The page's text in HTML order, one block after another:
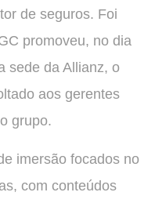
de seguros. Foi
promoveu, no dia
sede da Allianz, o
aos gerentes
grupo.
imersão focados no
com conteúdos